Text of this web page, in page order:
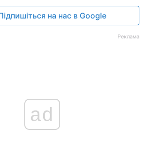
на нас в Google
Реклама
ad